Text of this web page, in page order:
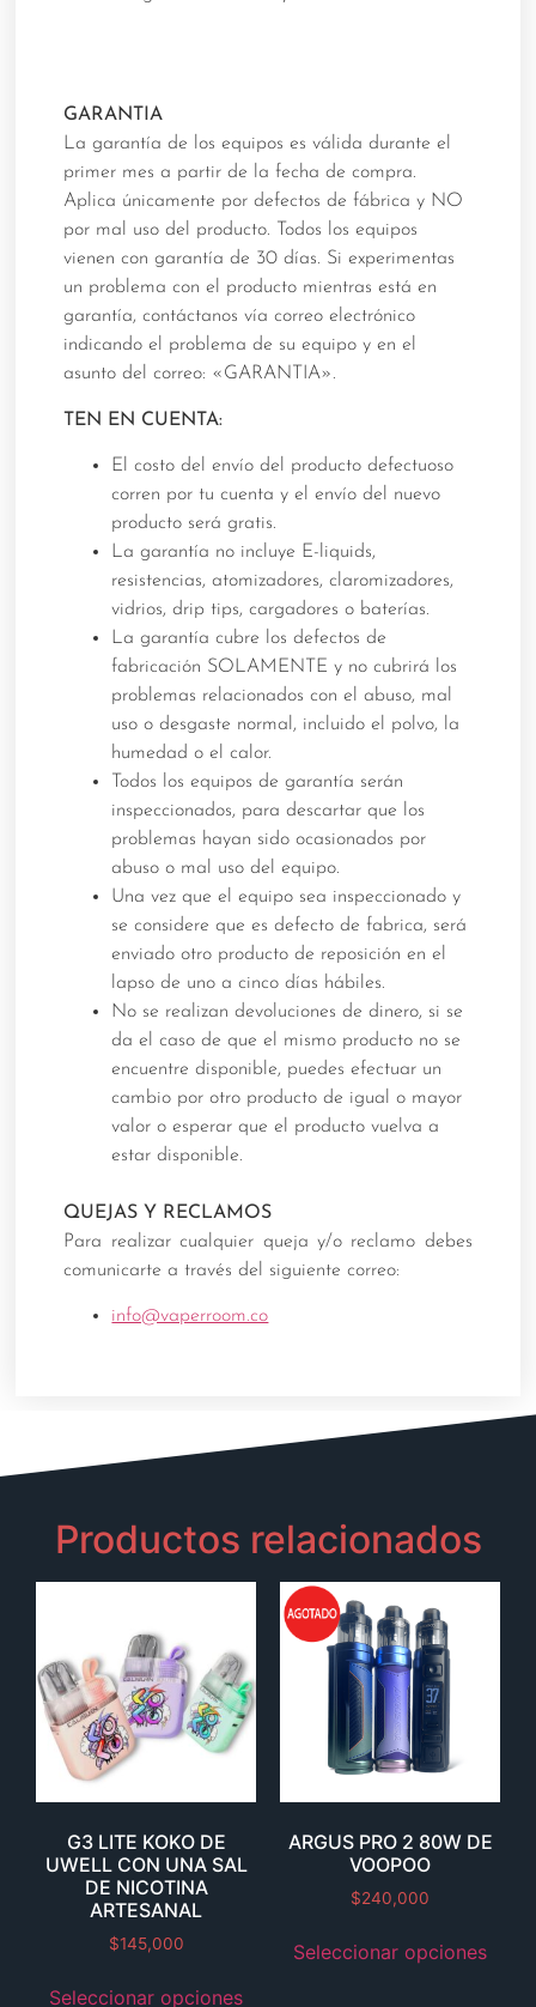
GARANTIA
La garantía de los equipos es válida durante el
primer mes a partir de la fecha de compra.
Aplica únicamente por defectos de fábrica y NO
por mal uso del producto. Todos los equipos
vienen con garantía de 30 días. Si experimentas
un problema con el producto mientras está en
garantía, contáctanos vía correo electrónico
indicando el problema de su equipo y en el
asunto del correo: «GARANTIA».
TEN EN CUENTA:
El costo del envío del producto defectuoso
corren por tu cuenta y el envío del nuevo
producto será gratis.
La garantía no incluye E-liquids,
resistencias, atomizadores, claromizadores,
vidrios, drip tips, cargadores o baterías.
La garantía cubre los defectos de
fabricación SOLAMENTE y no cubrirá los
problemas relacionados con el abuso, mal
uso o desgaste normal, incluido el polvo, la
humedad o el calor.
Todos los equipos de garantía serán
inspeccionados, para descartar que los
problemas hayan sido ocasionados por
abuso o mal uso del equipo.
Una vez que el equipo sea inspeccionado y
se considere que es defecto de fabrica, será
enviado otro producto de reposición en el
lapso de uno a cinco días hábiles.
No se realizan devoluciones de dinero, si se
da el caso de que el mismo producto no se
encuentre disponible, puedes efectuar un
cambio por otro producto de igual o mayor
valor o esperar que el producto vuelva a
estar disponible.
QUEJAS Y RECLAMOS
Para realizar cualquier queja y/o reclamo debes
comunicarte a través del siguiente correo:
info@vaperroom.co
Productos relacionados
G3 LITE KOKO DE
UWELL CON UNA SAL
DE NICOTINA
ARTESANAL
$145,000
Seleccionar opciones
ARGUS PRO 2 80W DE
VOOPOO
$240,000
Seleccionar opciones